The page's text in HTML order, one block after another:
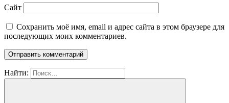
Сайт
Сохранить моё имя, email и адрес сайта в этом браузере для
последующих моих комментариев.
Найти: